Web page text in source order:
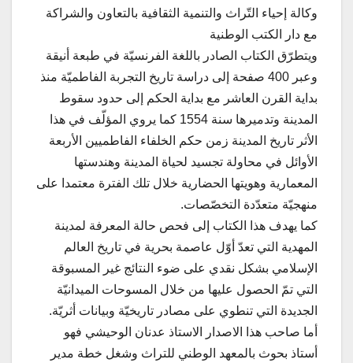
وكالة إحياء التّراث والتنمية الثقافية بالتعاون والشراكة
مع دار الكتب الوطنية
ويتطرّق الكتاب الصادر باللغة الفرنسيّة في طبعة أنيقة
وعبر 400 صفحة إلى دراسة تاريخ التجربة الفاطميّة منذ
بداية القرن العاشر مع بداية الحكم إلى حدود سقوط
المدينة وتدميرها سنة 1554 كما يروي المؤلّف في هذا
الأثر تاريخ المدينة زمن حكم الخلفاء الفاطميين الأربعة
الأوائل في محاولة تجسيد لحياة المدينة وهندستها
المعمارية وهويتها الحضارية خلال تلك الفترة معتمدا على
منهجيّة متعدّدة التخصّصات.
كما يهدف هذا الكتاب إلى فحص حالة المعرفة لمدينة
المهدية التي تعدّ أوّل عاصمة بحرية في تاريخ العالم
الإسلامي بشكل نقدي على ضوء النتائج غير المسبوقة
التي تمّ الحصول عليها من خلال المسوحات الميدانيّة
الجديدة التي تنطوي على مصادر تاريخيّة وبيانات أثريّة.
أما صاحب هذا الاصدار الاستاذ عدنان الوحيشي فهو
أستاذ بحوث بالمعهد الوطني للتراث وشغل خطة مدير